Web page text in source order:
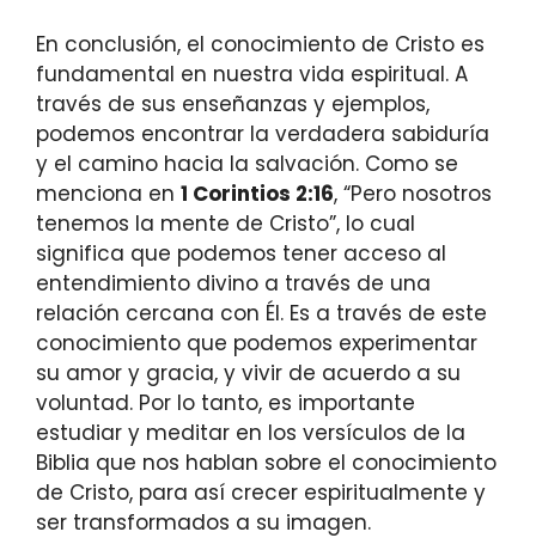
En conclusión, el conocimiento de Cristo es
fundamental en nuestra vida espiritual. A
través de sus enseñanzas y ejemplos,
podemos encontrar la verdadera sabiduría
y el camino hacia la salvación. Como se
menciona en 1 Corintios 2:16, “Pero nosotros
tenemos la mente de Cristo”, lo cual
significa que podemos tener acceso al
entendimiento divino a través de una
relación cercana con Él. Es a través de este
conocimiento que podemos experimentar
su amor y gracia, y vivir de acuerdo a su
voluntad. Por lo tanto, es importante
estudiar y meditar en los versículos de la
Biblia que nos hablan sobre el conocimiento
de Cristo, para así crecer espiritualmente y
ser transformados a su imagen.